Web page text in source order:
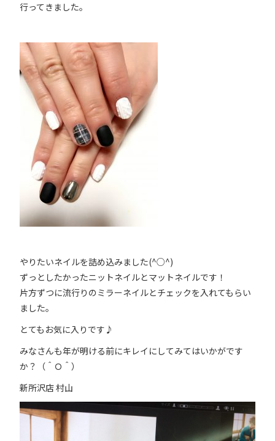
行ってきました。
やりたいネイルを詰め込みました(^○^)
ずっとしたかったニットネイルとマットネイルです！
片方ずつに流行りのミラーネイルとチェックを入れてもらい
ました。
とてもお気に入りです♪
みなさんも年が明ける前にキレイにしてみてはいかがです
か？（＾Ｏ＾）
新所沢店 村山